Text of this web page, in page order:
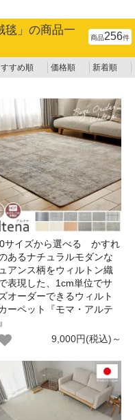
毯」の商品一
商品256件
すめ順 価格順 新着順
サイズから選べる かすれ
あるナチュラルモダンな
アンス柄をウィルトン織
表現した、1cm単位でサ
オーダーできるウィルト
ーペット『モマ・アルテ
9,000円(税込)～